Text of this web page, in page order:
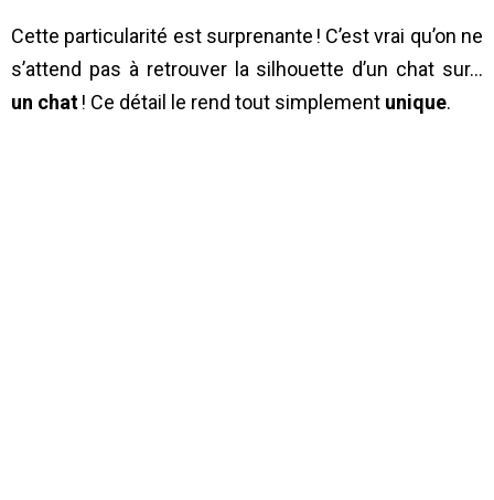
Cette particularité est surprenante ! C’est vrai qu’on ne
s’attend pas à retrouver la silhouette d’un chat sur…
un chat! Ce détail le rend tout simplement unique.